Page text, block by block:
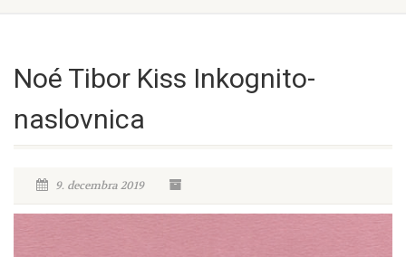
Noé Tibor Kiss Inkognito-
naslovnica
9. decembra 2019